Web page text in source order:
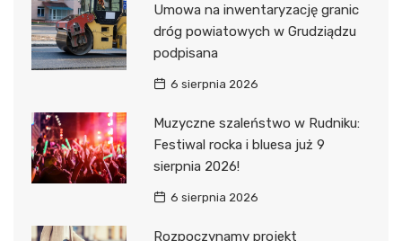
Umowa na inwentaryzację granic
dróg powiatowych w Grudziądzu
podpisana
6 sierpnia 2026
Muzyczne szaleństwo w Rudniku:
Festiwal rocka i bluesa już 9
sierpnia 2026!
6 sierpnia 2026
Rozpoczynamy projekt